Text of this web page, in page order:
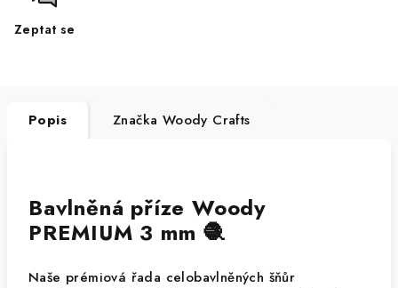
Zeptat se
Popis Značka Woody Crafts
Bavlněná příze Woody
PREMIUM 3 mm 🧶
Naše prémiová řada celobavlněných šňůr